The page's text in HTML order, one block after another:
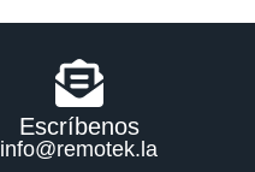
Escríbenos
info@remotek.la